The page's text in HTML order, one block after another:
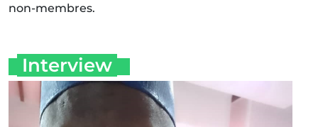
non-membres.
Interview